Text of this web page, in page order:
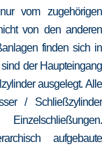
vom zugehörigen
von den anderen
finden sich in
der Haupteingang
ausgelegt. Alle
/ Schließzylinder
aufgebaute